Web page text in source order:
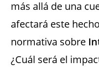
más allá de una
afectará este
normativa sobre
¿Cuál será el